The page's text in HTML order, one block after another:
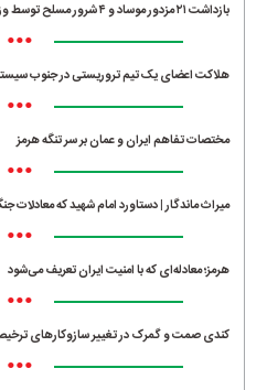
بازداشت ۲۱ مزدور موساد و ۴ شرور مسلح توسط وزارت اطلاعات
•••
هلاکت اعضای یک تیم تروریستی در جنوب
•••
مختصات تفاهم ایران و عمان بر سر تنگه هرمز
•••
میراث ماندگار | دستاورد امام شهید که معادلات
•••
هرمز؛ معادله‌ای که با امنیت ایران تعریف می‌شود
•••
کندی صمت و گمرک در تغییر سازوکارهای
•••